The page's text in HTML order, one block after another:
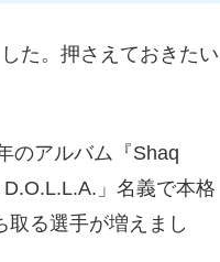
た。押さえておきたい
のアルバム『Shaq
」名義で本格
る選手が増えまし